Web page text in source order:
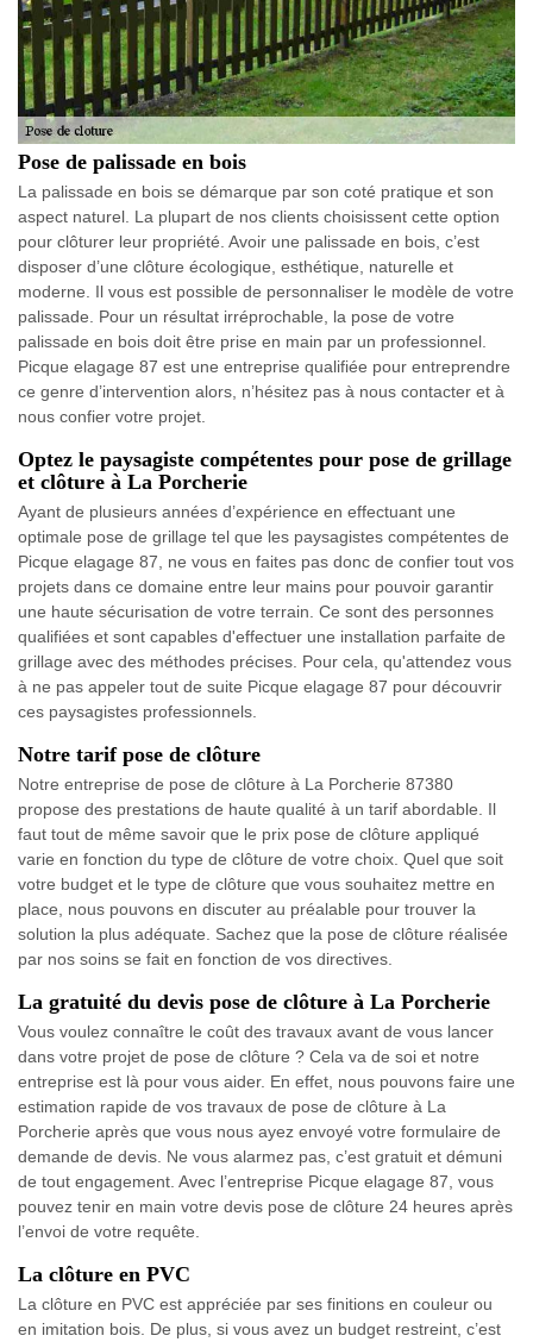
Pose de palissade en bois
La palissade en bois se démarque par son coté pratique et son
aspect naturel. La plupart de nos clients choisissent cette option
pour clôturer leur propriété. Avoir une palissade en bois, c’est
disposer d’une clôture écologique, esthétique, naturelle et
moderne. Il vous est possible de personnaliser le modèle de votre
palissade. Pour un résultat irréprochable, la pose de votre
palissade en bois doit être prise en main par un professionnel.
Picque elagage 87 est une entreprise qualifiée pour entreprendre
ce genre d’intervention alors, n’hésitez pas à nous contacter et à
nous confier votre projet.
Optez le paysagiste compétentes pour pose de grillage
et clôture à La Porcherie
Ayant de plusieurs années d’expérience en effectuant une
optimale pose de grillage tel que les paysagistes compétentes de
Picque elagage 87, ne vous en faites pas donc de confier tout vos
projets dans ce domaine entre leur mains pour pouvoir garantir
une haute sécurisation de votre terrain. Ce sont des personnes
qualifiées et sont capables d'effectuer une installation parfaite de
grillage avec des méthodes précises. Pour cela, qu'attendez vous
à ne pas appeler tout de suite Picque elagage 87 pour découvrir
ces paysagistes professionnels.
Notre tarif pose de clôture
Notre entreprise de pose de clôture à La Porcherie 87380
propose des prestations de haute qualité à un tarif abordable. Il
faut tout de même savoir que le prix pose de clôture appliqué
varie en fonction du type de clôture de votre choix. Quel que soit
votre budget et le type de clôture que vous souhaitez mettre en
place, nous pouvons en discuter au préalable pour trouver la
solution la plus adéquate. Sachez que la pose de clôture réalisée
par nos soins se fait en fonction de vos directives.
La gratuité du devis pose de clôture à La Porcherie
Vous voulez connaître le coût des travaux avant de vous lancer
dans votre projet de pose de clôture ? Cela va de soi et notre
entreprise est là pour vous aider. En effet, nous pouvons faire une
estimation rapide de vos travaux de pose de clôture à La
Porcherie après que vous nous ayez envoyé votre formulaire de
demande de devis. Ne vous alarmez pas, c’est gratuit et démuni
de tout engagement. Avec l’entreprise Picque elagage 87, vous
pouvez tenir en main votre devis pose de clôture 24 heures après
l’envoi de votre requête.
La clôture en PVC
La clôture en PVC est appréciée par ses finitions en couleur ou
en imitation bois. De plus, si vous avez un budget restreint, c’est